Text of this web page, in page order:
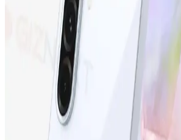
Tecno Camon 19 Neo ve Tecno Spark 10'un
yorumları ve karşılaştırmasıyla,
Samsung Galaxy S24 Ultra:
Gelişmiş Kamera Özellikleriyle
Samsung Galaxy S24 Ultra, üstün kamera,
dayanıklı tasarımıyla öne çıkan en yeni akıllı
Detaylar ve özellikler için inceleyin.